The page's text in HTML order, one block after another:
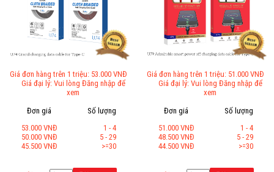
Giá đơn hàng trên 1 triệu: 53.000 VNĐ
Giá đại lý: Vui lòng Đăng nhập để
xem
Đơn giá
53.000 VNĐ
50.000 VNĐ
45.500 VNĐ
Số lượng
1 - 4
5 - 29
>=30
Giá đơn hàng trên 1 triệu: 51.000 VNĐ
Giá đại lý: Vui lòng Đăng nhập để
xem
Đơn giá
51.000 VNĐ
48.500 VNĐ
44.500 VNĐ
Số lượng
1 - 4
5 - 29
>=30